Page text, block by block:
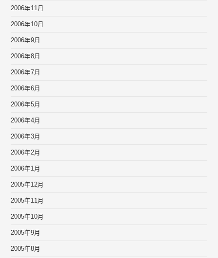
2006年11月
2006年10月
2006年9月
2006年8月
2006年7月
2006年6月
2006年5月
2006年4月
2006年3月
2006年2月
2006年1月
2005年12月
2005年11月
2005年10月
2005年9月
2005年8月